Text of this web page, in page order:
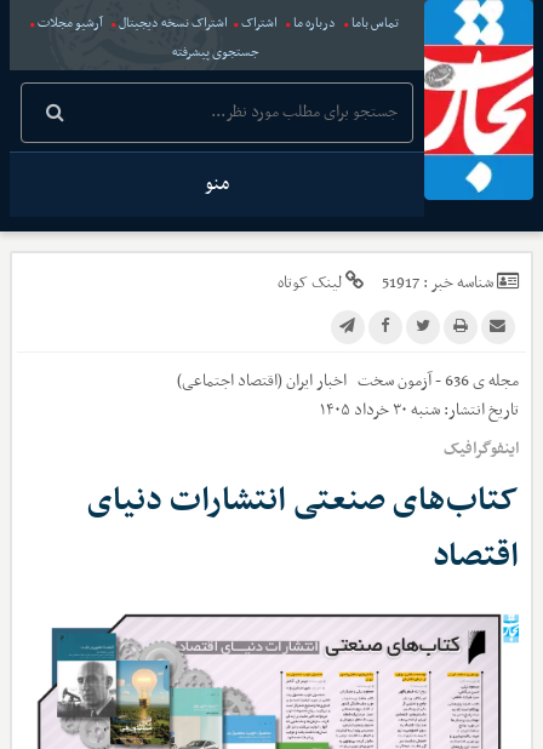
تماس باما درباره ما اشتراک اشتراک نسخه دیجیتال
آرشیو مجلات
جستجوی پیشرفته
منو
شناسه خبر :51917 لینک کوتاه
مجله ی 636 - آزمون سخت اخبارایران (اقتصاد اجتماعی)
تاریخ انتشار:شنبه ۳۰ خرداد ۱۴۰۵
اینفوگرافیک
کتاب‌های صنعتی انتشارات دنیای
اقتصاد